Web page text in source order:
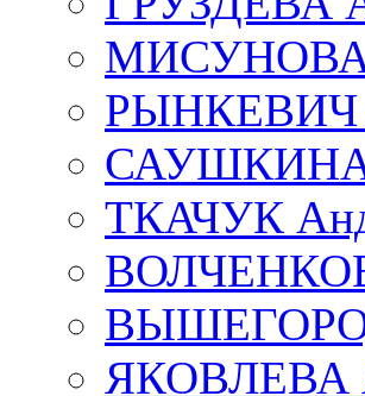
МИСУНОВА
РЫНКЕВИЧ
САУШКИНА
ТКАЧУК
ВОЛЧЕНКОВ
ЯКОВЛЕВА